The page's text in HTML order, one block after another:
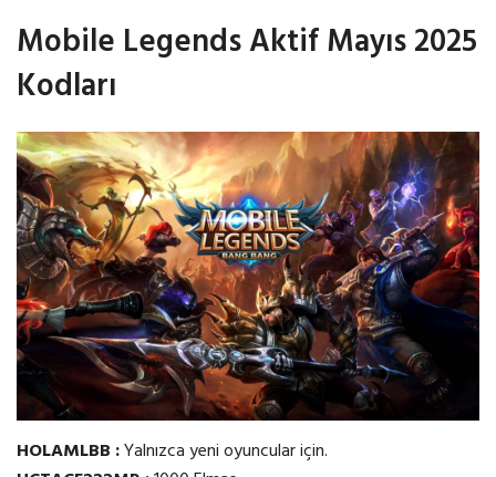
Mobile Legends Aktif Mayıs 2025
Kodları
HOLAMLBB :Yalnızca yeni oyuncular için.